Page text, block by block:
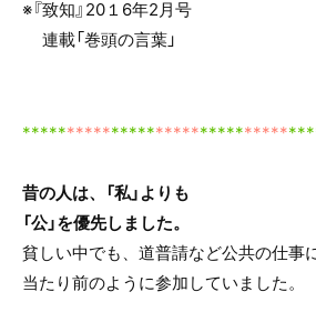
※『致知』20１6年2月号
連載「巻頭の言葉」
******************************
昔の人は、「私」よりも
「公」を優先しました。
貧しい中でも、道普請など公共の仕事
当たり前のように参加していました。